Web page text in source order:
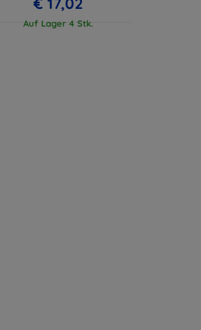
Auf Lager 4 Stk.